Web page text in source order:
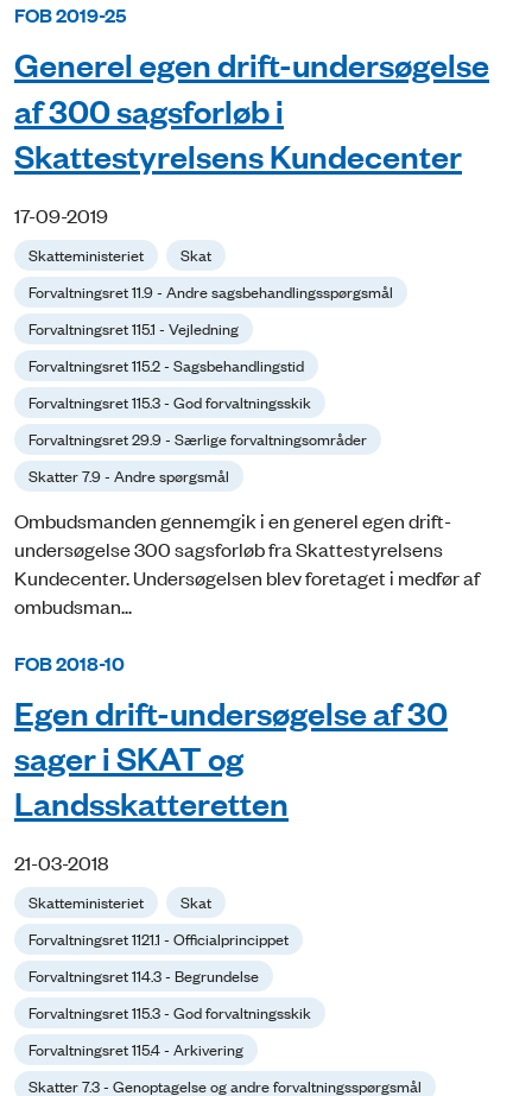
FOB 2019-25
Generel egen drift-undersøgelse
af 300 sagsforløb i
Skattestyrelsens Kundecenter
17-09-2019
Skatteministeriet
Skat
Forvaltningsret 11.9 - Andre sagsbehandlingsspørgsmål
Forvaltningsret 115.1 - Vejledning
Forvaltningsret 115.2 - Sagsbehandlingstid
Forvaltningsret 115.3 - God forvaltningsskik
Forvaltningsret 29.9 - Særlige forvaltningsområder
Skatter 7.9 - Andre spørgsmål
Ombudsmanden gennemgik i en generel egen drift-
undersøgelse 300 sags­forløb fra Skattestyrelsens
Kundecenter. Undersøgelsen blev foretaget i medfør af
ombudsman...
FOB 2018-10
Egen drift-undersøgelse af 30
sager i SKAT og
Landsskatteretten
21-03-2018
Skatteministeriet
Skat
Forvaltningsret 1121.1 - Officialprincippet
Forvaltningsret 114.3 - Begrundelse
Forvaltningsret 115.3 - God forvaltningsskik
Forvaltningsret 115.4 - Arkivering
Skatter 7.3 - Genoptagelse og andre forvaltningsspørgsmål